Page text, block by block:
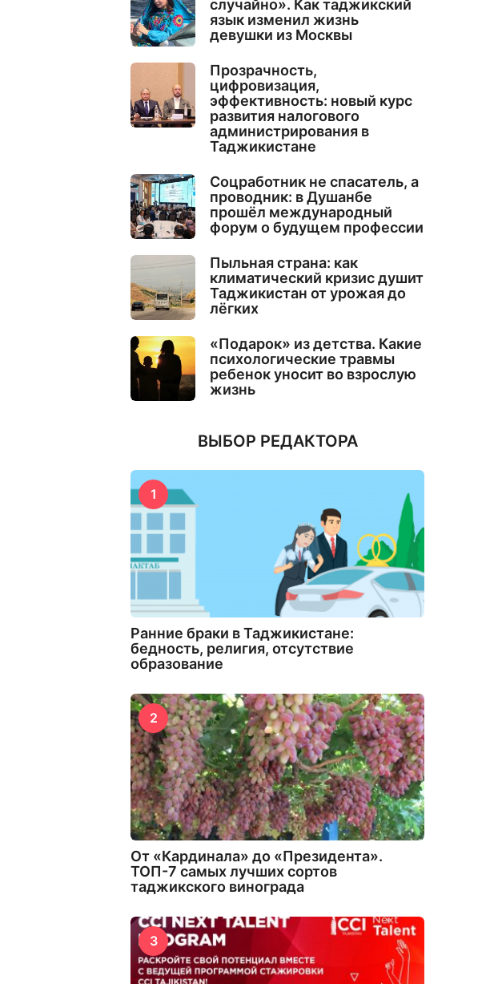
случайно». Как таджикский
язык изменил жизнь
девушки из Москвы
Прозрачность,
цифровизация,
эффективность: новый курс
развития налогового
администрирования в
Таджикистане
Соцработник не спасатель, а
проводник: в Душанбе
прошёл международный
форум о будущем профессии
Пыльная страна: как
климатический кризис душит
Таджикистан от урожая до
лёгких
«Подарок» из детства. Какие
психологические травмы
ребенок уносит во взрослую
жизнь
ВЫБОР РЕДАКТОРА
1
Ранние браки в Таджикистане:
бедность, религия, отсутствие
образование
2
От «Кардинала» до «Президента».
ТОП-7 самых лучших сортов
таджикского винограда
3